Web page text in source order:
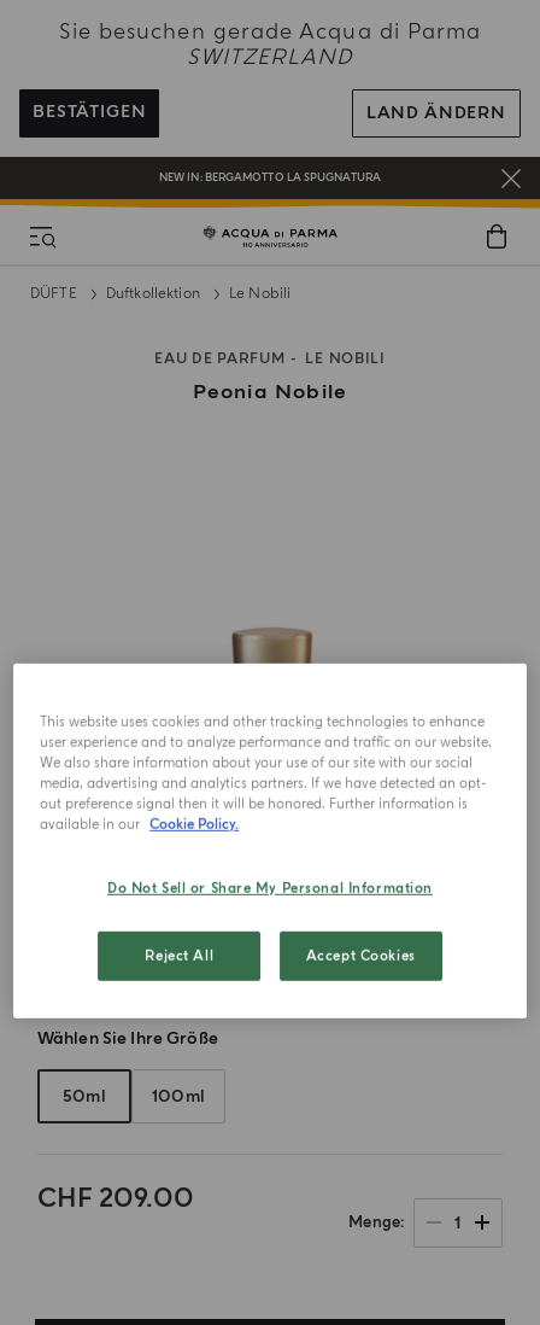
Sie besuchen gerade Acqua di Parma
SWITZERLAND
BESTÄTIGEN LAND ÄNDERN
KOSTENFREIER VERSAND AUF ALLE BESTELLUNGEN ÜBER 120 CHF
REGISTRIEREN SIE SICH UND GENIESSEN SIE EINE WELT VOLLER VORTEILE
EIN GESCHENK FÜR SIE AUF ALLE BESTELLUNGEN ÜBER CHF 180
NEW IN: BERGAMOTTO LA SPUGNATURA
DÜFTE Duftkollektion Le Nobili
EAU DE PARFUM LE NOBILI
Peonia Nobile
Wählen Sie Ihre Größe
50ml 100ml
CHF 209.00
Menge 1
This website uses cookies and other tracking technologies to enhance
user experience and to analyze performance and traffic on our website.
We also share information about your use of our site with our social
media, advertising and analytics partners. If we have detected an opt-
out preference signal then it will be honored. Further information is
available in our Cookie Policy.
Do Not Sell or Share My Personal Information
Reject All Accept Cookies